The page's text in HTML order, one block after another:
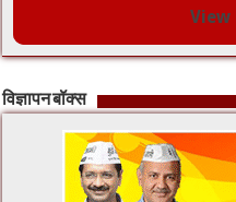
View
विज्ञापन बॉक्स